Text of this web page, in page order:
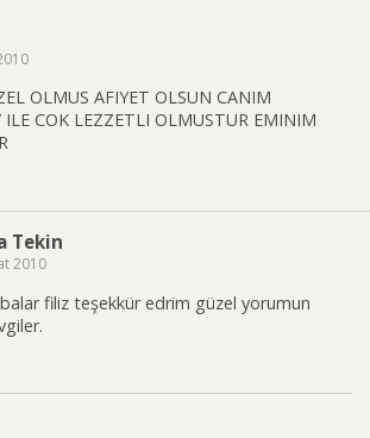
OLMUS AFIYET OLSUN CANIM
ILE COK LEZZETLI OLMUSTUR EMINIM
Tekin
2010
filiz teşekkür edrim güzel yorumun